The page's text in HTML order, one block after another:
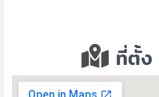
ที่ตั้ง